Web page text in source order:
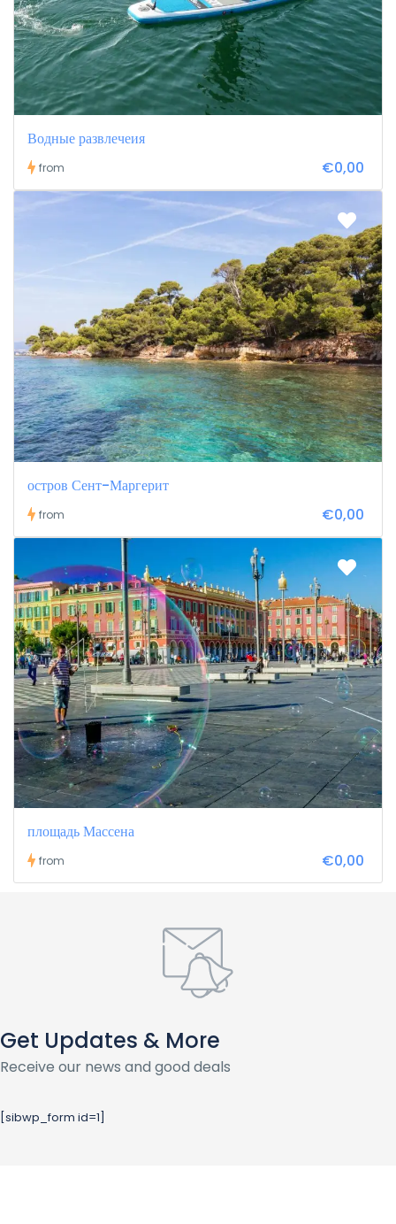
Водные развлечеия
from €0,00
остров Сент-Маргерит
from €0,00
площадь Массена
from €0,00
Get Updates & More
Receive our news and good deals
[sibwp_form id=1]